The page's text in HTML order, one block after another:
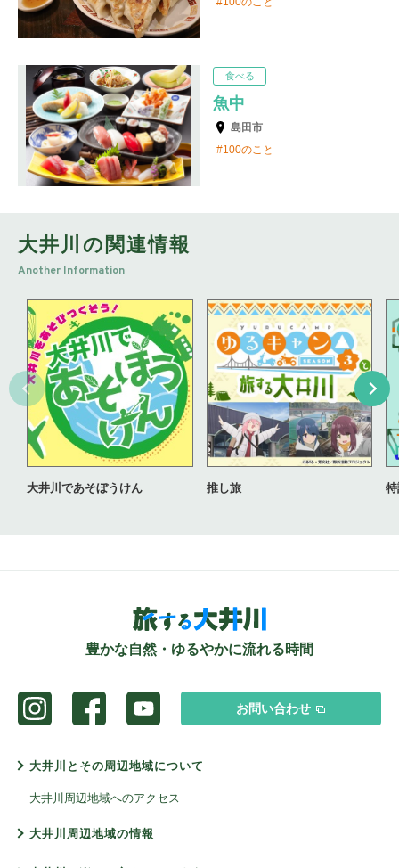
魚中
島田市
100のこと
食べる
大井川の関連情報
Another Information
大井川であそぼうけん 推し旅
豊かな自然・ゆるやかに流れる時間
お問い合わせ
大井川とその周辺地域について
大井川周辺地域へのアクセス
大井川周辺地域の情報